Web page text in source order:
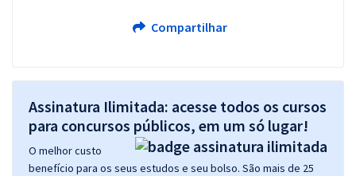
Compartilhar
Assinatura Ilimitada: acesse todos os cursos
para concursos públicos, em um só lugar!
O melhor custo
benefício para os seus estudos e seu bolso. São mais de 25